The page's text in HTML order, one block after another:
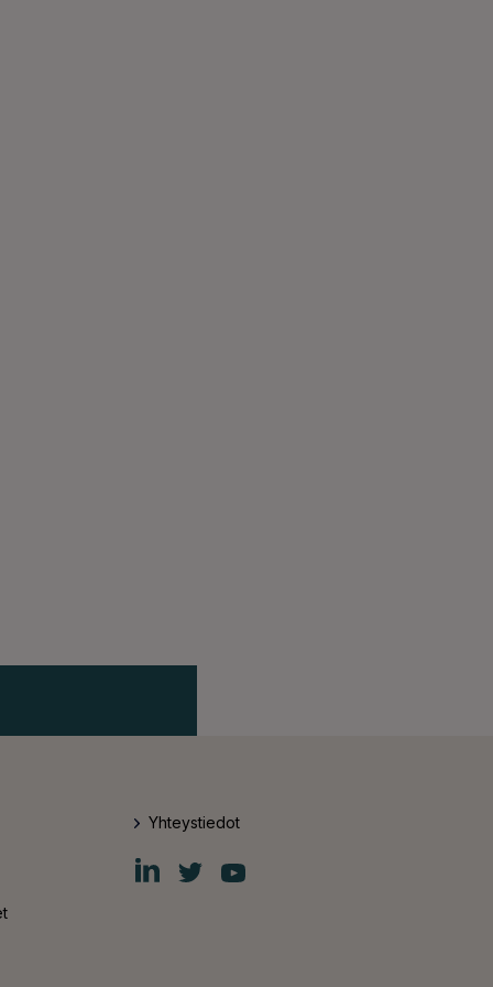
Yhteystiedot
Fiskars
Group
Fiskars
Group
Fiskars
Group